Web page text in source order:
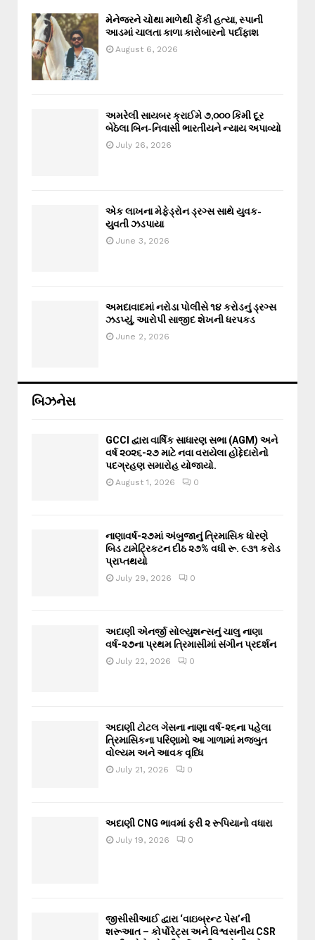
મેનેજરને ચોથા માળેથી ફેંકી હત્યા, સ્પાની
આડમાં ચાલતા કાળા કારોબારનો પર્દાફાશ
August 6, 2026
અમરેલી સાયબર ક્રાઈમે ૭,૦૦૦ કિમી દૂર
બેઠેલા બિન-નિવાસી ભારતીયને ન્યાય અપાવ્યો
July 26, 2026
એક લાખના મેફેડ્રોન ડ્રગ્સ સાથે યુવક-
યુવતી ઝડપાયા
June 3, 2026
અમદાવાદમાં નરોડા પોલીસે ૧૪ કરોડનું ડ્રગ્સ
ઝડપ્યું, આરોપી સાજીદ શેખની ધરપકડ
June 2, 2026
બિઝનેસ
GCCI દ્વારા વાર્ષિક સાધારણ સભા (AGM) અને
વર્ષ ૨૦૨૬-૨૭ માટે નવા વરાયેલા હોદ્દેદારોનો
પદગ્રહણ સમારોહ યોજાયો.
August 1, 2026 0
નાણાવર્ષ-૨૭માં અંબુજાનું ત્રિમાસિક ધોરણે
બિડ ટામેટ્રિકટન દીઠ ૨૭% વધી રૂ. ૯૩૧ કરોડ
પ્રાપ્તથયો
July 29, 2026 0
અદાણી એનર્જી સોલ્યુશન્સનું ચાલુ નાણા
વર્ષ-૨૭ના પ્રથમ ત્રિમાસીમાં સંગીન પ્રદર્શન
July 22, 2026 0
અદાણી ટોટલ ગેસના નાણા વર્ષ-૨૬ના પહેલા
ત્રિમાસિકના પરિણામો આ ગાળામાં મજબુત
વોલ્યમ અને આવક વૃધ્ધિ
July 21, 2026 0
અદાણી CNG ભાવમાં ફરી ૨ રૂપિયાનો વધારા
July 19, 2026 0
જીસીસીઆઈ દ્વારા ‘વાઇબ્રન્ટ પેસ’ની
શરૂઆત – કોર્પોરેટ્સ અને વિશ્વસનીય CSR